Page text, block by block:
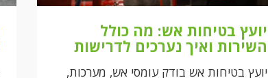
יועץ בטיחות אש: מה כולל
השירות ואיך נערכים לדרישות
יועץ בטיחות אש בודק עומסי אש, מערכות,